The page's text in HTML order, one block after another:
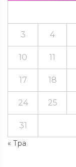
« Тра
3 4
10 11
17 18
24 25
31